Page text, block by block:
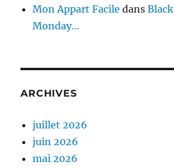
Mon Appart Facile dans
Monday…
ARCHIVES
juillet 2026
juin 2026
mai 2026